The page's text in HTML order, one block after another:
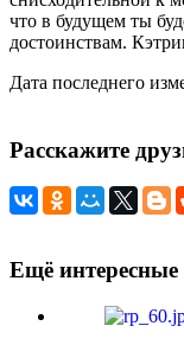
что в будущем ты
достоинствам.
Дата последнего
Расскажите
Ещё интересные